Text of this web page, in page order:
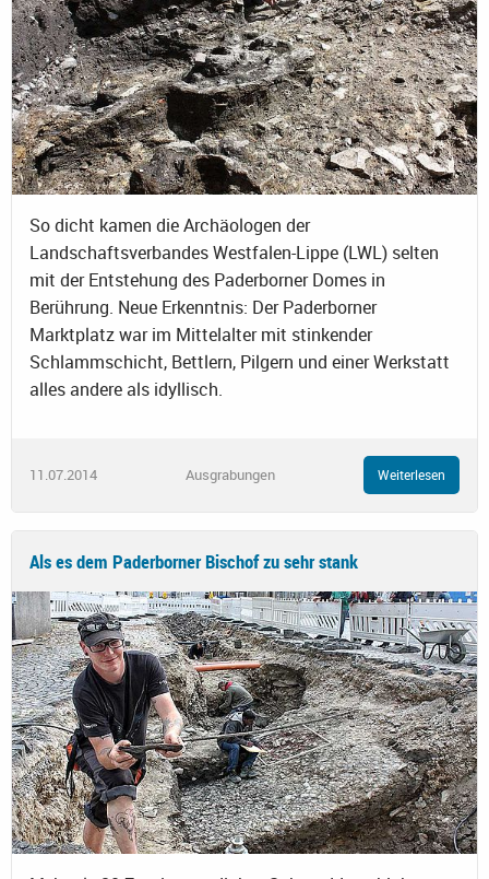
So dicht kamen die Archäologen der
Landschaftsverbandes Westfalen-Lippe (LWL) selten
mit der Entstehung des Paderborner Domes in
Berührung. Neue Erkenntnis: Der Paderborner
Marktplatz war im Mittelalter mit stinkender
Schlammschicht, Bettlern, Pilgern und einer Werkstatt
alles andere als idyllisch.
11.07.2014 Ausgrabungen Weiterlesen
Als es dem Paderborner Bischof zu sehr stank